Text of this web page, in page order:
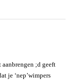
;d geeft
je ‘nep’wimpers